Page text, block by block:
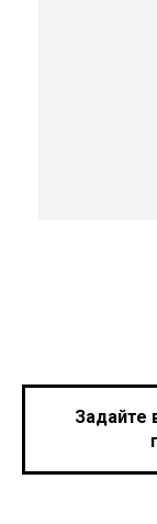
Задайте